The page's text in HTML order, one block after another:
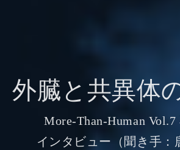
外臓と 共異体
More-Than-Human
インタビュー （聞き 手：